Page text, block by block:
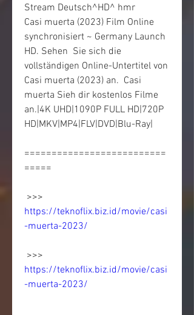
Stream Deutsch^HD^ hmr
Casi muerta (2023) Film Online
synchronisiert ~ Germany Launch
HD. Sehen  Sie sich die
vollständigen Online-Untertitel von
Casi muerta (2023) an.  Casi
muerta Sieh dir kostenlos Filme
an.|4K UHD|1090P FULL HD|720P
HD|MKV|MP4|FLV|DVD|Blu-Ray|
==========================
=====
https://teknoflix.biz.id/movie/casi
-muerta-2023/
https://teknoflix.biz.id/movie/casi
-muerta-2023/